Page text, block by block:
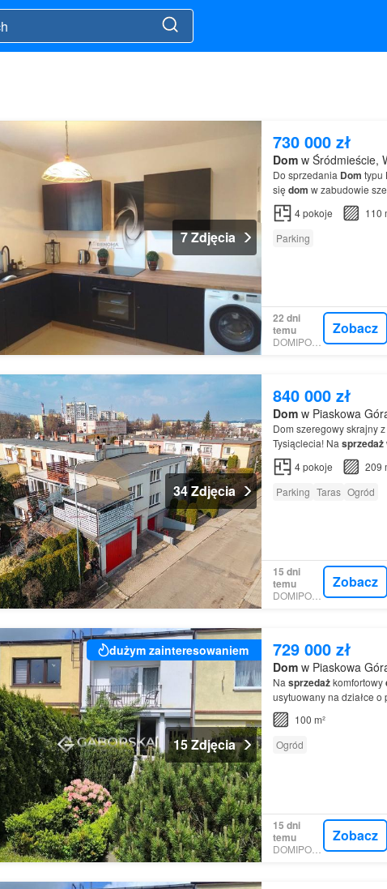
7 Zdjęcia
730 000 zł
Domw Śródmieście,
Do sprzedania Dom typu
się dom w zabudowie
4pokoje
110
Parking
22 dni
temu
DOMIPORTA
Zobacz
34 Zdjęcia
840 000 zł
Domw Piaskowa
Dom szeregowy skrajny
Tysiąclecia! Na sprzedaż
położony w jednej z
4pokoje
209
Parking Taras Ogród
15 dni
temu
DOMIPORTA
Zobacz
dużym zainteresowaniem
15 Zdjęcia
729 000 zł
Domw Piaskowa
Na sprzedażkomfortowy
usytuowany na działce o
poszukiwanych
łaz… 100 m²
Ogród
15 dni
temu
DOMIPORTA
Zobacz